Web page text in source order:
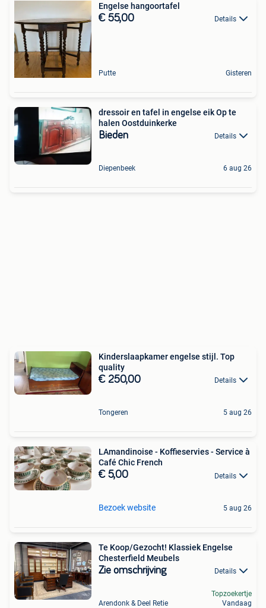
Engelse hangoortafel
€ 55,00 Details
Putte Gisteren
dressoir en tafel in engelse eik Op te
halen Oostduinkerke
Bieden Details
Diepenbeek 6 aug 26
Kinderslaapkamer engelse stijl. Top
quality
€ 250,00 Details
Tongeren 5 aug 26
LAmandinoise - Koffieservies - Service à
Café Chic French
€ 5,00 Details
Bezoek website 5 aug 26
Te Koop/Gezocht! Klassiek Engelse
Chesterfield Meubels
Zie omschrijving Details
Arendonk & Deel Retie
Topzoekertje
Vandaag